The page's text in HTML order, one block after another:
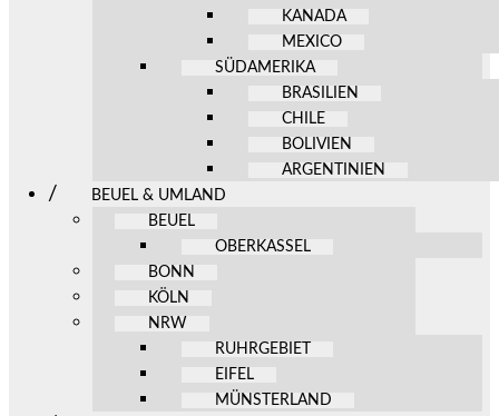
KANADA
MEXICO
SÜDAMERIKA
BRASILIEN
CHILE
BOLIVIEN
ARGENTINIEN
BEUEL & UMLAND
BEUEL
OBERKASSEL
BONN
KÖLN
NRW
RUHRGEBIET
EIFEL
MÜNSTERLAND